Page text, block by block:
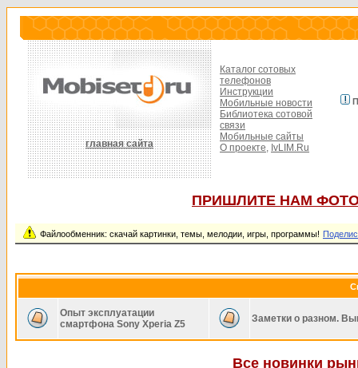
главная сайта
Каталог сотовых
телефонов
Инструкции
Мобильные новости
Библиотека сотовой
связи
Мобильные сайты
О проекте, IvLIM.Ru
ПРИШЛИТЕ НАМ
Файлообменник: скачай картинки, темы, мелодии, игры, программы!
Опыт эксплуатации
смартфона Sony Xperia Z5
Заметки о разном.
Все новинки